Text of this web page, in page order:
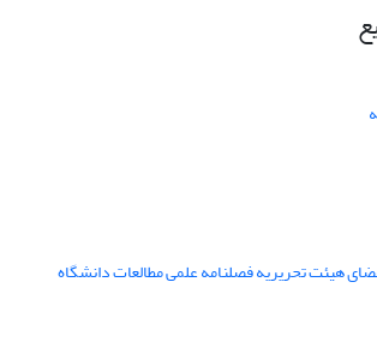
هیئت تحریریه فصلنامه علمی مطالعات دانشگاه